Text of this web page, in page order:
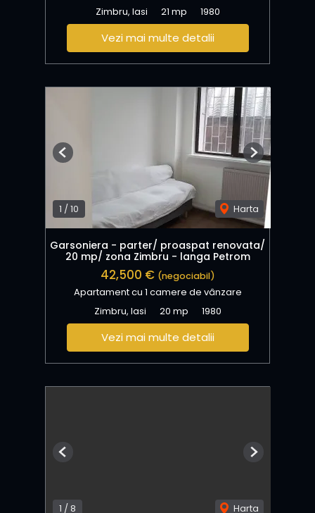
Zimbru, Iasi
21 mp 1980
Vezi mai multe detalii
1 /10 Harta
Previous Next
Garsoniera - parter/ proaspat renovata/
20 mp/ zona Zimbru - langa Petrom
42,500 € (negociabil)
Apartament cu 1 camere de vânzare
Zimbru, Iasi
20 mp 1980
Vezi mai multe detalii
1 /8 Harta
Previous Next